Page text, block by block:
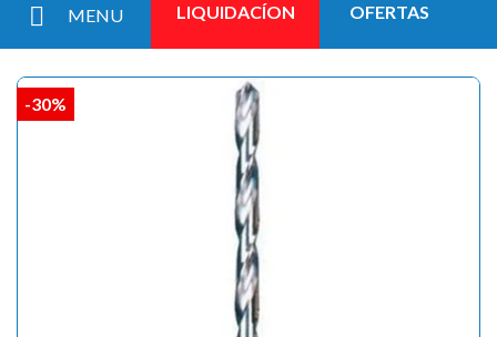
MENU LIQUIDACÍON OFERTAS
-30%